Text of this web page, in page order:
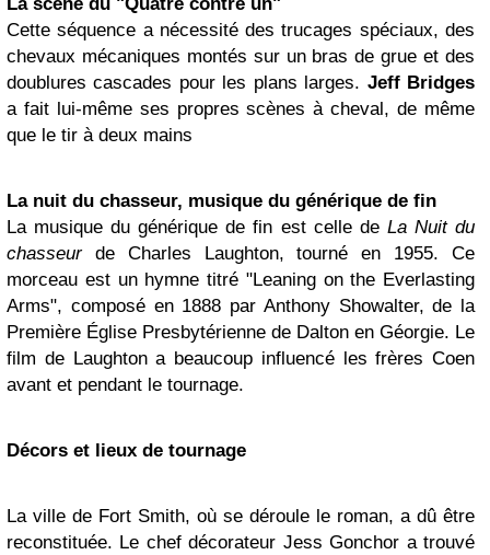
Cette séquence a nécessité des trucages spéciaux, des
chevaux mécaniques montés sur un bras de grue et des
doublures cascades pour les plans larges. Jeff Bridges
a fait lui-même ses propres scènes à cheval, de même
que le tir à deux mains
La nuit du chasseur, musique du générique de fin
La musique du générique de fin est celle de La Nuit du
chasseurde Charles Laughton, tourné en 1955. Ce
morceau est un hymne titré "Leaning on the Everlasting
Arms", composé en 1888 par Anthony Showalter, de la
Première Église Presbytérienne de Dalton en Géorgie. Le
film de Laughton a beaucoup influencé les frères Coen
avant et pendant le tournage.
Décors et lieux de tournage
La ville de Fort Smith, où se déroule le roman, a dû être
reconstituée. Le chef décorateur Jess Gonchor a trouvé